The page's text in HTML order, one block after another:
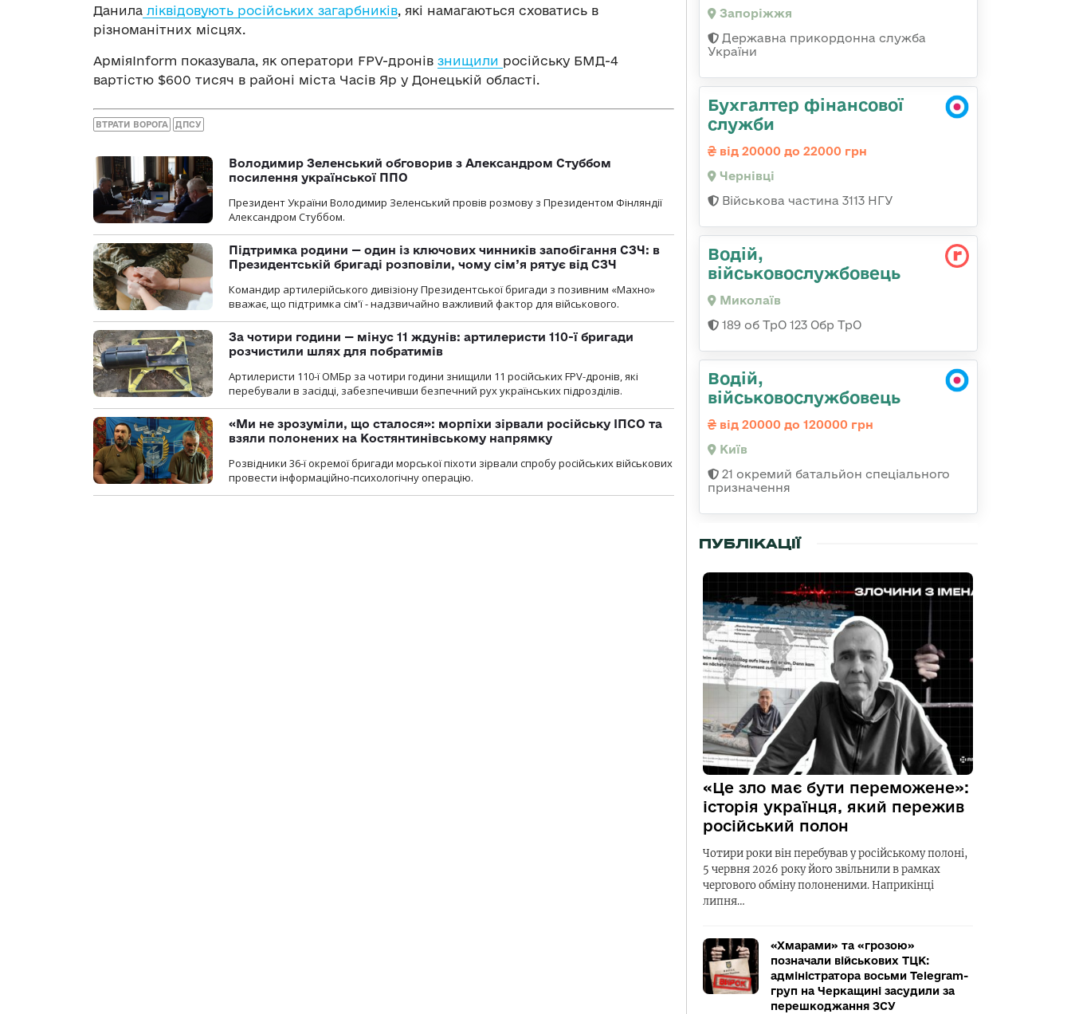
Данила ліквідовують російських загарбників, які намагаються сховатись в
різноманітних місцях.
АрміяInform показувала, як оператори FPV-дронів знищили російську БМД-4
вартістю $600 тисяч в районі міста Часів Яр у Донецькій області.
ВТРАТИ ВОРОГА ДПСУ
Володимир Зеленський обговорив з Александром Стуббом
посилення української ППО
Президент України Володимир Зеленський провів розмову з Президентом Фінляндії
Александром Стуббом.
Підтримка родини — один із ключових чинників запобігання СЗЧ: в
Президентській бригаді розповіли, чому сім’я рятує від СЗЧ
Командир артилерійського дивізіону Президентської бригади з позивним «Махно»
вважає, що підтримка сім'ї - надзвичайно важливий фактор для військового.
За чотири години — мінус 11 ждунів: артилеристи 110-ї бригади
розчистили шлях для побратимів
Артилеристи 110-ї ОМБр за чотири години знищили 11 російських FPV-дронів, які
перебували в засідці, забезпечивши безпечний рух українських підрозділів.
«Ми не зрозуміли, що сталося»: морпіхи зірвали російську ІПСО та
взяли полонених на Костянтинівському напрямку
Розвідники 36-ї окремої бригади морської піхоти зірвали спробу російських військових
провести інформаційно-психологічну операцію.
Запоріжжя
Державна прикордонна служба
України
Бухгалтер фінансової
служби
від 20000 до 22000 грн
Чернівці
Військова частина 3113 НГУ
Водій,
військовослужбовець
Миколаїв
189 об ТрО 123 Обр ТрО
Водій,
військовослужбовець
від 20000 до 120000 грн
Київ
21 окремий батальйон спеціального
призначення
ПУБЛІКАЦІЇ
«Це зло має бути переможене»:
історія українця, який пережив
російський полон
Чотири роки він перебував у російському полоні,
5 червня 2026 року його звільнили в рамках
чергового обміну полоненими. Наприкінці
липня…
«Хмарами» та «грозою»
позначали військових ТЦК:
адміністратора восьми Telegram-
груп на Черкащині засудили за
перешкоджання ЗСУ